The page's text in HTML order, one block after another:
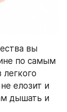
вы
по самым
елозит и
дышать и